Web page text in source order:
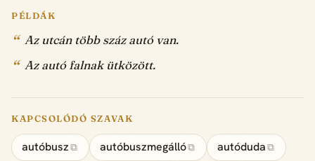
PÉLDÁK
Az utcán több száz autó van.
Az autó falnak ütközött.
KAPCSOLÓDÓ SZAVAK
autóbusz ⧉ autóbuszmegálló⧉ autóduda ⧉